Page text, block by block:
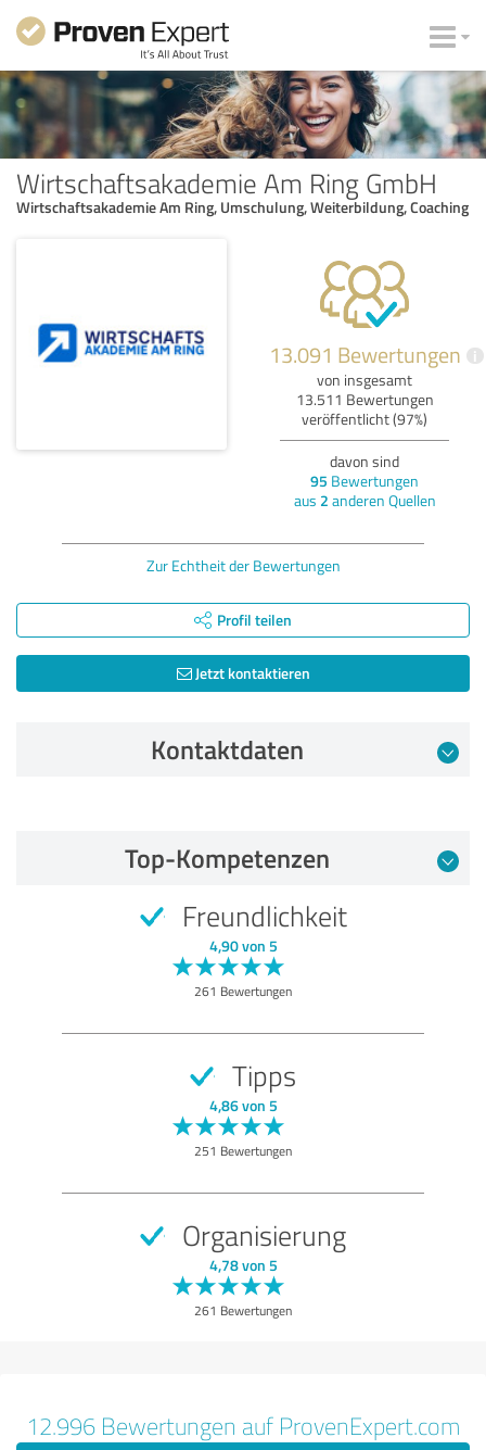
Wirtschaftsakademie Am Ring GmbH
Wirtschaftsakademie Am Ring, Umschulung, Weiterbildung, Coaching
13.091 Bewertungen i
von insgesamt
13.511 Bewertungen
veröffentlicht (97%)
davon sind
95 Bewertungen
aus 2 anderen Quellen
Zur Echtheit der Bewertungen
Profil teilen
Jetzt kontaktieren
Kontaktdaten
Empfehlung
Top-Kompetenzen
Freundlichkeit
4,90 von 5
261 Bewertungen
Tipps
4,86 von 5
251 Bewertungen
Organisierung
4,78 von 5
261 Bewertungen
12.996 Bewertungen auf ProvenExpert.com